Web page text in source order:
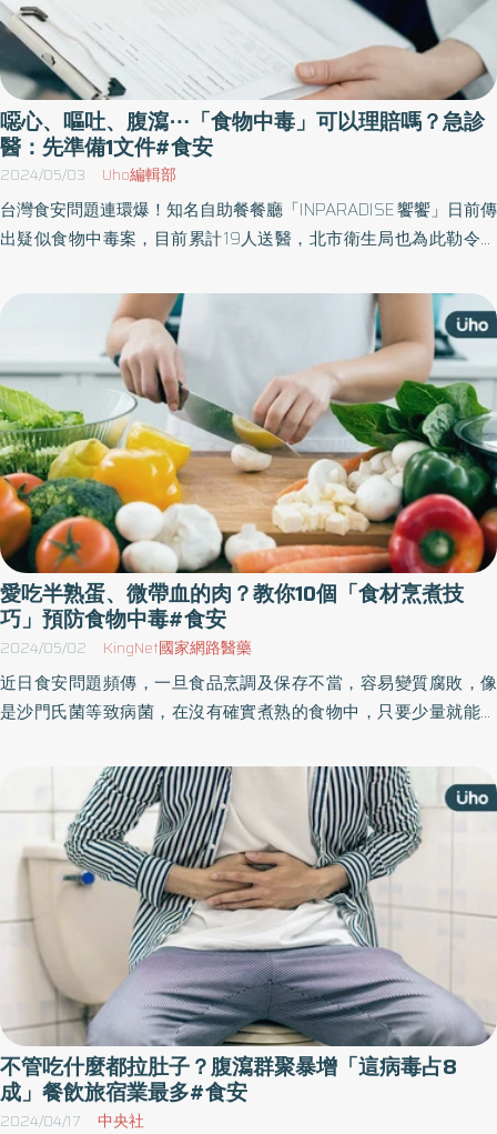
噁心、嘔吐、腹瀉⋯「食物中毒」可以理賠嗎？急診
醫：先準備1文件#食安
2024/05/03 Uho編輯部
台灣食安問題連環爆！知名自助餐餐廳「INPARADISE 饗饗」日前傳
出疑似食物中毒案，目前累計19人送醫，北市衛生局也為此勒令停
網》特摘急診醫師林逸婷所撰文章，分享「食物中毒」常見問題，
包含如何通報、如何診斷、保險理賠等，幫助民眾解決疑惑。
愛吃半熟蛋、微帶血的肉？教你10個「食材烹煮技
巧」預防食物中毒#食安
2024/05/02 KingNet國家網路醫藥
近日食安問題頻傳，一旦食品烹調及保存不當，容易變質腐敗，像
是沙門氏菌等致病菌，在沒有確實煮熟的食物中，只要少量就能引
癱瘓甚至死亡。下廚要掌握哪些重點，美國疾病管制與預防中心
（CDC）列出「烹調時10個錯誤方式及解決方法」，供大家參考。
不管吃什麼都拉肚子？腹瀉群聚暴增「這病毒占8
成」餐飲旅宿業最多#食安
2024/04/17 中央社